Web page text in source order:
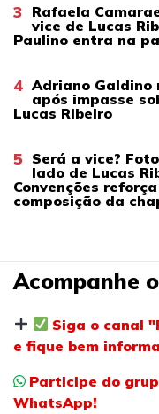
3 Rafaela
vice de Lucas
Paulino entra na
4 Adriano Galdino
após impasse
Lucas Ribeiro
5 Será a vice?
lado de Lucas
Convenções
composição da
Acompanhe
Siga o canal
e fique bem
Participe do
WhatsApp!